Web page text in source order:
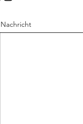
Nachricht